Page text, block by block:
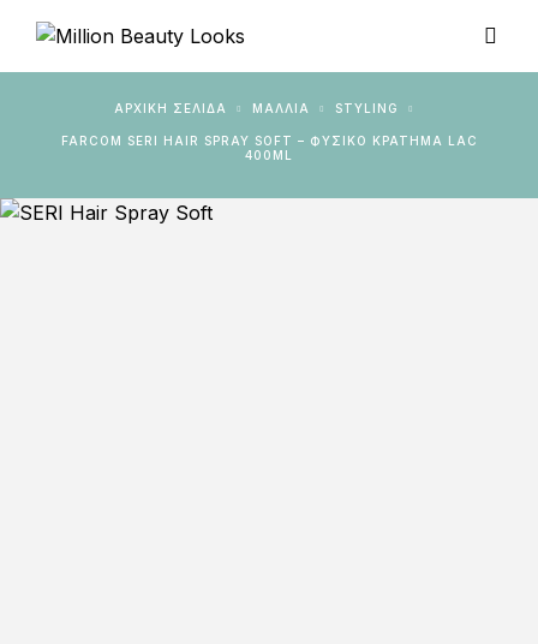
ΑΡΧΙΚΉ ΣΕΛΊΔΑ ΜΑΛΛΙΑ STYLING
FARCOM SERI HAIR SPRAY SOFT – ΦΥΣΙΚΌ ΚΡΆΤΗΜΑ LAC
400ML